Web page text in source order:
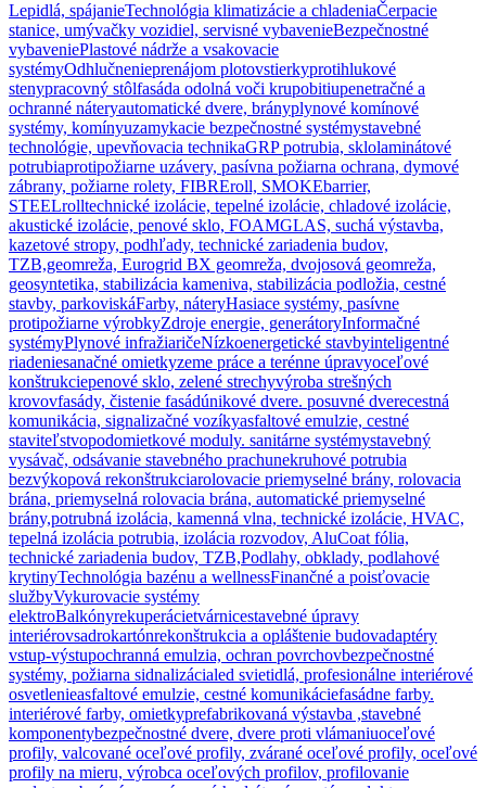
Lepidlá, spájanieTechnológia klimatizácie a chladeniaČerpacie
stanice, umývačky vozidiel, servisné vybavenieBezpečnostné
vybaveniePlastové nádrže a vsakovacie
systémyOdhlučnenieprenájom plotovstierkyprotihlukové
stenypracovný stôlfasáda odolná voči krupobitiupenetračné a
ochranné náteryautomatické dvere, brányplynové komínové
systémy, komínyuzamykacie bezpečnostné systémystavebné
technológie, upevňovacia technikaGRP potrubia, sklolaminátové
potrubiaprotipožiarne uzávery, pasívna požiarna ochrana, dymové
zábrany, požiarne rolety, FIBREroll, SMOKEbarrier,
STEELrolltechnické izolácie, tepelné izolácie, chladové izolácie,
akustické izolácie, penové sklo, FOAMGLAS, suchá výstavba,
kazetové stropy, podhľady, technické zariadenia budov,
TZB,geomreža, Eurogrid BX geomreža, dvojosová geomreža,
geosyntetika, stabilizácia kameniva, stabilizácia podložia, cestné
stavby, parkoviskáFarby, náteryHasiace systémy, pasívne
protipožiarne výrobkyZdroje energie, generátoryInformačné
systémyPlynové infražiaričeNízkoenergetické stavbyinteligentné
riadeniesanačné omietkyzeme práce a terénne úpravyoceľové
konštrukciepenové sklo, zelené strechyvýroba strešných
krovovfasády, čistenie fasádúnikové dvere. posuvné dverecestná
komunikácia, signalizačné vozíkyasfaltové emulzie, cestné
staviteľstvopodomietkové moduly. sanitárne systémystavebný
vysávač, odsávanie stavebného prachunekruhové potrubia
bezvýkopová rekonštrukciarolovacie priemyselné brány, rolovacia
brána, priemyselná rolovacia brána, automatické priemyselné
brány,potrubná izolácia, kamenná vlna, technické izolácie, HVAC,
tepelná izolácia potrubia, izolácia rozvodov, AluCoat fólia,
technické zariadenia budov, TZB,Podlahy, obklady, podlahové
krytinyTechnológia bazénu a wellnessFinančné a poisťovacie
službyVykurovacie systémy
elektroBalkónyrekuperácietvárnicestavebné úpravy
interiérovsadrokartónrekonštrukcia a opláštenie budovadaptéry
vstup-výstupochranná emulzia, ochran povrchovbezpečnostné
systémy, požiarna sidnalizácialed svietidlá, profesionálne interiérové
osvetlenieasfaltové emulzie, cestné komunikáciefasádne farby.
interiérové farby, omietkyprefabrikovaná výstavba ,stavebné
komponentybezpečnostné dvere, dvere proti vlámaniuoceľové
profily, valcované oceľové profily, zvárané oceľové profily, oceľové
profily na mieru, výrobca oceľových profilov, profilovanie